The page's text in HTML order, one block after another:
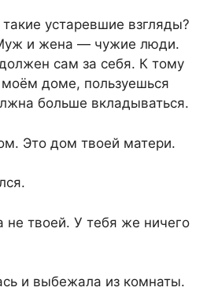
устаревшие взгляды?
и жена — чужие люди.
сам за себя. К тому
доме, пользуешься
больше вкладываться.
Это дом твоей матери.
твоей. У тебя же ничего
и выбежала из комнаты.